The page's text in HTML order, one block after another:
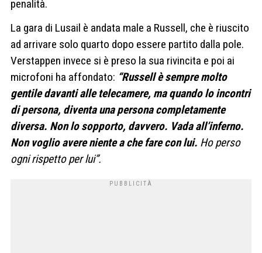
penalità.
La gara di Lusail è andata male a Russell, che è riuscito
ad arrivare solo quarto dopo essere partito dalla pole.
Verstappen invece si è preso la sua rivincita e poi ai
microfoni ha affondato: “Russell è sempre molto
gentile davanti alle telecamere, ma quando lo incontri
di persona, diventa una persona completamente
diversa. Non lo sopporto, davvero. Vada all’inferno.
Non voglio avere niente a che fare con lui. Ho perso
ogni rispetto per lui”.